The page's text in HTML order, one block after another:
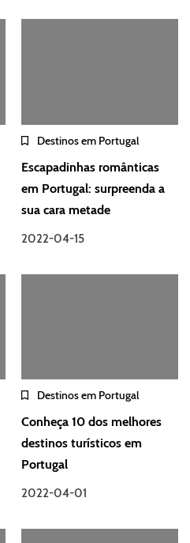
Destinos em Portugal
Escapadinhas românticas
em Portugal: surpreenda a
sua cara metade
2022-04-15
Destinos em Portugal
Conheça 10 dos melhores
destinos turísticos em
Portugal
2022-04-01